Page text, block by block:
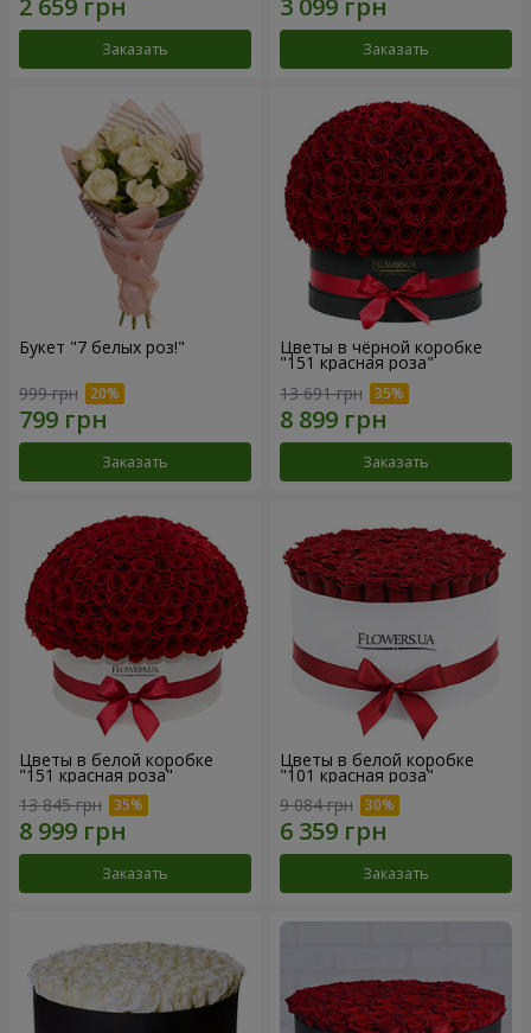
Заказать Заказать
Букет "7 белых роз!"
999 грн
Заказать
Цветы в чёрной коробке
"151 красная роза"
13 691 грн
Заказать
Цветы в белой коробке
"151 красная роза"
13 845 грн
Заказать
Цветы в белой коробке
"101 красная роза"
9 084 грн
Заказать